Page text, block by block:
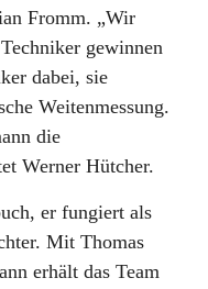
Fromm. „Wir
gewinnen
dabei, sie
Weitenmessung.
die
Werner Hütcher.
er fungiert als
Mit Thomas
erhält das Team